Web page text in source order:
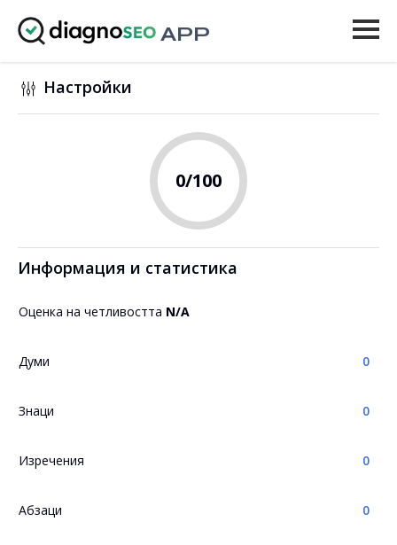
APP
Инструменти
НАДСТРОЙВАНЕ
Настройки
0/100
Информация и статистика
Оценка на четливостта N/A
Думи 0
Знаци 0
Изречения 0
Абзаци 0